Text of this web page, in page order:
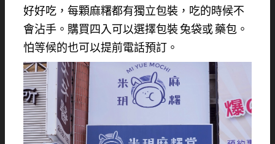
好好吃，每顆麻糬都有獨立包裝，吃的時候不
會沾手。購買四入可以選擇包裝 兔袋或 藥包。
怕等候的也可以提前電話預訂。